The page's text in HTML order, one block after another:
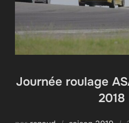
Journée roulage
2018